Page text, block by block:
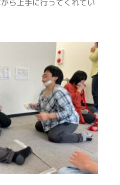
ら上手に行ってくれてい